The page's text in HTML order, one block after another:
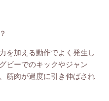
を加える動作でよく発生し
ビーでのキックやジャン
筋肉が過度に引き伸ばされ